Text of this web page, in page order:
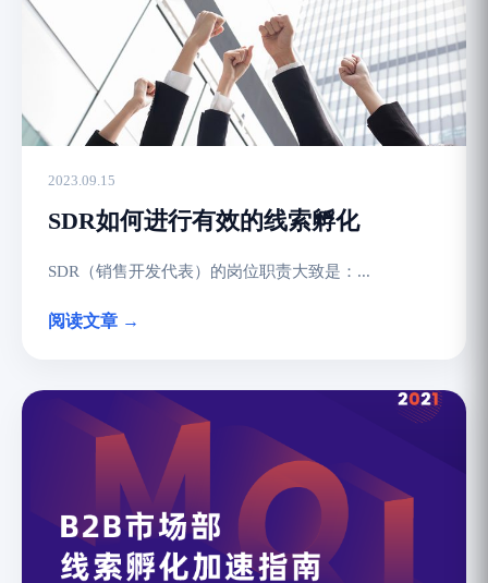
2023.09.15
SDR如何进行有效的线索孵化
SDR（销售开发代表）的岗位职责大致是：...
阅读文章 →